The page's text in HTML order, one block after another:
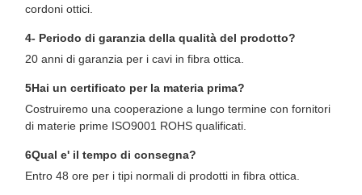
cordoni ottici.
4- Periodo di garanzia della qualità del prodotto?
20 anni di garanzia per i cavi in fibra ottica.
5Hai un certificato per la materia prima?
Costruiremo una cooperazione a lungo termine con fornitori
di materie prime ISO9001 ROHS qualificati.
6Qual e' il tempo di consegna?
Entro 48 ore per i tipi normali di prodotti in fibra ottica.